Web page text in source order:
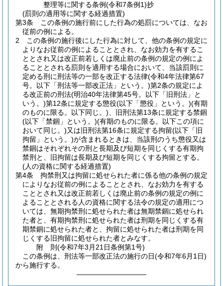
整理等に関する条例(令和7条例1)抄
(罰則の適用等に関する経過措置)
第3条
この条例の施行前にした行為の処罰については、なお
従前の例による。
2
この条例の施行後にした行為に対して、他の条例の規定に
よりなお従前の例によることとされ、なお効力を有するこ
ととされ又は改正前若しくは廃止前の条例の規定の例によ
ることとされる罰則を適用する場合において、当該罰則に
定める刑に刑法等の一部を改正する法律(令和4年法律第67
号。以下「刑法等一部改正法」という。)第2条の規定によ
る改正前の刑法(明治40年法律第45号。以下「旧刑法」と
いう。)第12条に規定する懲役(以下「懲役」という。)(有期
のものに限る。以下同じ。) 、旧刑法第13条に規定する禁錮
(以下「禁錮」という。)(有期のものに限る。以下この項に
おいて同じ。)又は旧刑法第16条に規定する拘留(以下「旧
拘留」という。)が含まれるときは、当該刑のうち懲役又は
禁錮はそれぞれその刑と長期及び短期を同じくする有期拘
禁刑と、旧拘留は長期及び短期を同じくする拘留とする。
(人の資格に関する経過措置)
第4条
拘禁刑又は拘留に処せられた者に係る他の条例の規定
によりなお従前の例によることとされ、なお効力を有する
こととされ又は改正前若しくは廃止前の条例の規定の例に
よることとされる人の資格に関する法令の規定の適用につ
いては、無期拘禁刑に処せられた者は無期禁錮に処せられ
た者と、有期拘禁刑に処せられた者は刑期を同じくする有
期禁錮に処せられた者と、拘留に処せられた者は刑期を同
じくする旧拘留に処せられた者とみなす。
附 則(令和7年3月21日条例第1号)
この条例は、刑法等一部改正法の施行の日(令和7年6月1日)
から施行する。
――――――――――